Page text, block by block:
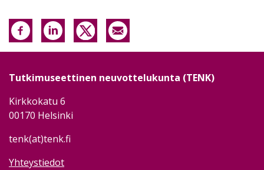
Tutkimuseettinen neuvottelukunta (TENK)
Kirkkokatu 6
00170 Helsinki
tenk(at)tenk.fi
Yhteystiedot